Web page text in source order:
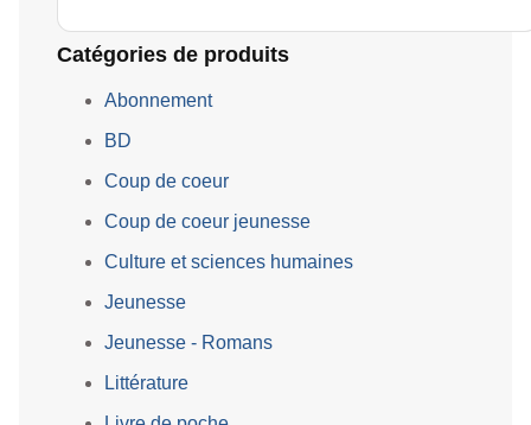
Catégories de produits
Abonnement
BD
Coup de coeur
Coup de coeur jeunesse
Culture et sciences humaines
Jeunesse
Jeunesse - Romans
Littérature